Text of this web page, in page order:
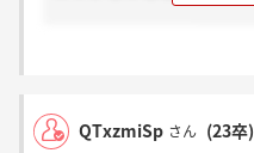
QTxzmiSp さん (23卒)